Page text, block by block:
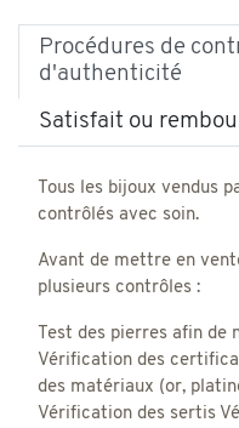
Procédures de
d'authenticité
Satisfait ou
Tous les bijoux vendus
contrôlés avec soin.
Avant de mettre en
plusieurs contrôles :
Test des pierres afin
Vérification des
des matériaux (or,
Vérification des sertis